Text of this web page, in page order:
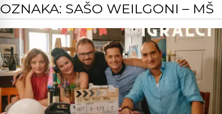
OZNAKA: SAŠO WEILGONI – MŠ